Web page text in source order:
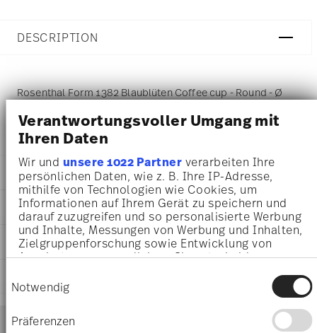
Verantwortungsvoller Umgang mit
Ihren Daten
Wir und unsere 1022 Partnerverarbeiten Ihre
persönlichen Daten, wie z. B. Ihre IP-Adresse,
mithilfe von Technologien wie Cookies, um
Informationen auf Ihrem Gerät zu speichern und
darauf zuzugreifen und so personalisierte Werbung
und Inhalte, Messungen von Werbung und Inhalten,
Zielgruppenforschung sowie Entwicklung von
Angeboten zu ermöglichen. Sie entscheiden
Sie können Ihre Einwilligung jederzeit über die
Cookie-Erklärung oder durch Klicken auf das
Privacy Trigger Symbol ändern oder widerrufen
Notwendig
Präferenzen
DESCRIPTION
Rosenthal Form 1382 Blaublüten Coffee cup - Round - Ø
7,1 cm - h 6,7 cm - 0,180 l, Porcelain Blue
DETAILS
Rosenthal
Form 1382
Blaublüten
Porcelain
Blaublüten
4011707059389
DIMENSIONS
7,10 cm
10,10 cm
7,80 cm
CARE AND SAFETY INFORMATION
Footer
Services